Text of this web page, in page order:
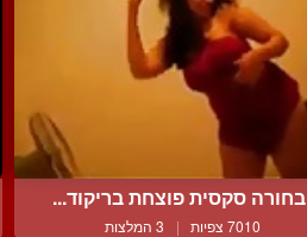
בחורה סקסית פוצחת בריקוד...
7010 צפיות | 3 המלצות